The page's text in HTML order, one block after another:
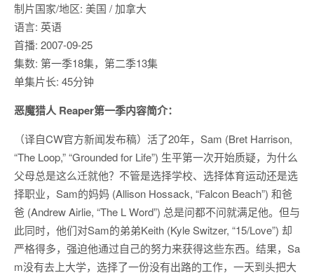
制片国家/地区: 美国 / 加拿大
语言: 英语
首播: 2007-09-25
集数: 第一季18集，第二季13集
单集片长: 45分钟
恶魔猎人 Reaper第一季内容简介：
（译自CW官方新闻发布稿）活了20年，Sam (Bret Harrison,
“The Loop,” “Grounded for Life”) 生平第一次开始质疑，为什么
父母总是这么迁就他？不管是选择学校、选择体育运动还是选
择职业，Sam的妈妈 (Allison Hossack, “Falcon Beach”) 和爸
爸 (Andrew Airlie, “The L Word”) 总是问都不问就满足他。但与
此同时，他们对Sam的弟弟Keith (Kyle Switzer, “15/Love”) 却
严格得多，强迫他通过自己的努力来获得这些东西。结果，Sa
m没有去上大学，选择了一份没有出路的工作，一天到头把大